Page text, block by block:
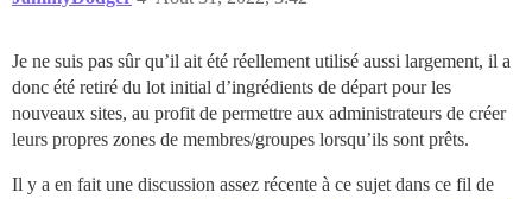
Je ne suis pas sûr qu’il ait été réellement utilisé aussi largement, il a
donc été retiré du lot initial d’ingrédients de départ pour les
nouveaux sites, au profit de permettre aux administrateurs de créer
leurs propres zones de membres/groupes lorsqu’ils sont prêts.
Il y a en fait une discussion assez récente à ce sujet dans ce fil de